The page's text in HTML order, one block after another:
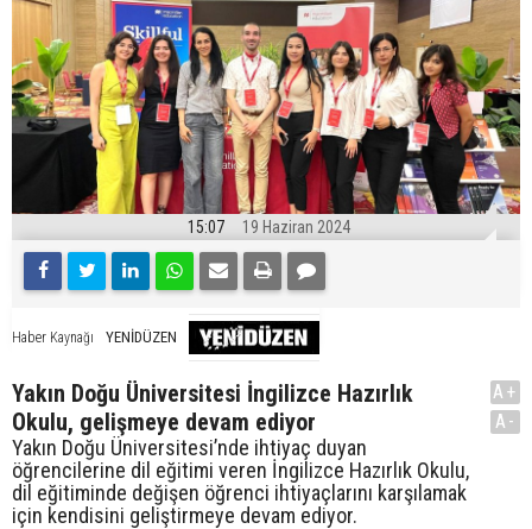
15:07 19 Haziran 2024
Haber Kaynağı YENİDÜZEN
Yakın Doğu Üniversitesi İngilizce Hazırlık
Okulu, gelişmeye devam ediyor
Yakın Doğu Üniversitesi’nde ihtiyaç duyan
öğrencilerine dil eğitimi veren İngilizce Hazırlık Okulu,
dil eğitiminde değişen öğrenci ihtiyaçlarını karşılamak
için kendisini geliştirmeye devam ediyor.
A+
A-